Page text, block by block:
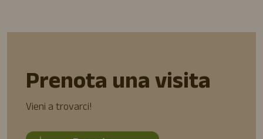
Prenota una visita
Vieni a trovarci!